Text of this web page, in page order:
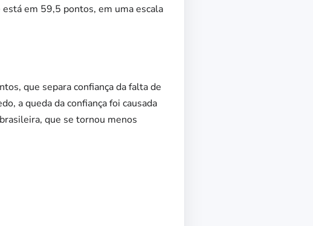
em 59,5 pontos, em uma escala
que separa confiança da falta de
a queda da confiança foi causada
que se tornou menos